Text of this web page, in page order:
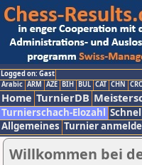
Logged on: Gast
Arabic ARM AZE BIH BUL CAT CHN
Home TurnierDB
Turnierschach-Elozahl
Allgemeines Turnier
Willkommen bei